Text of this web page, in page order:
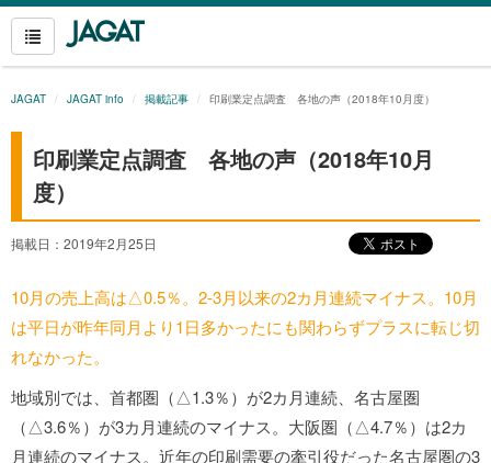
JAGAT JAGAT info 掲載記事 印刷業定点調査 各地の声（2018年10月度）
印刷業定点調査 各地の声（2018年10月
度）
掲載日：2019年2月25日
10月の売上高は△0.5％。2-3月以来の2カ月連続マイナス。10月
は平日が昨年同月より1日多かったにも関わらずプラスに転じ切
れなかった。
地域別では、首都圏（△1.3％）が2カ月連続、名古屋圏
（△3.6％）が3カ月連続のマイナス。大阪圏（△4.7％）は2カ
月連続のマイナス。近年の印刷需要の牽引役だった名古屋圏の3